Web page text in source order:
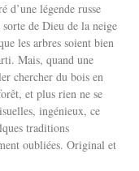
d’une légende russe
de Dieu de la neige
les arbres soient bien
Mais, quand une
chercher du bois en
et plus rien ne se
ingénieux, ce
traditions
oubliées. Original et